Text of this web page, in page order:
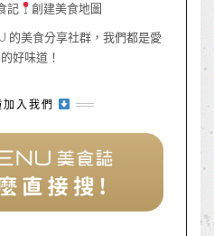
記
創建美食地圖
的美食分享社群，我們都是愛
好味道！
入我們